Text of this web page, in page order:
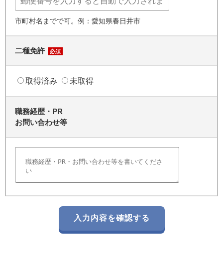
市町村名までで可。例：愛知県春日井市
二種免許 必須
取得済み 未取得
職務経歴・PR
お問い合わせ等